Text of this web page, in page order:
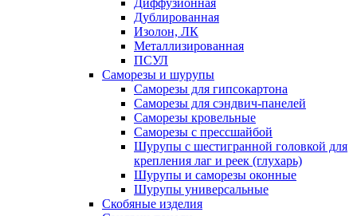
Диффузионная
Дублированная
Изолон, ЛК
Металлизированная
ПСУЛ
Саморезы и шурупы
Саморезы для гипсокартона
Саморезы для сэндвич-панелей
Саморезы кровельные
Саморезы с прессшайбой
Шурупы с шестигранной головкой для
крепления лаг и реек (глухарь)
Шурупы и саморезы оконные
Шурупы универсальные
Скобяные изделия